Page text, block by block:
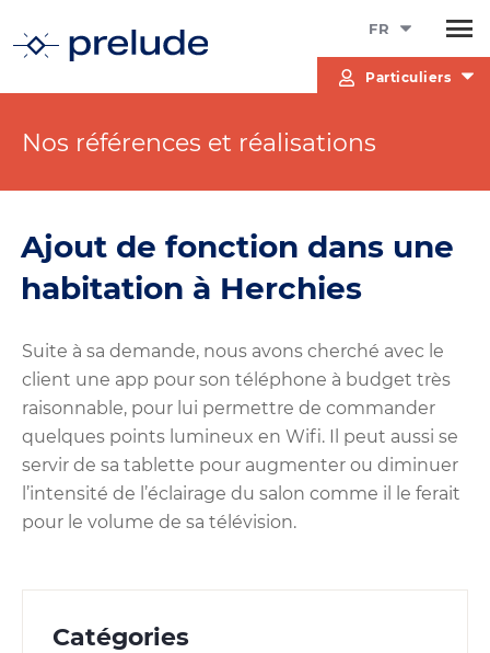
FR
Particuliers
Nos références et réalisations
Ajout de fonction dans une
habitation à Herchies
Suite à sa demande, nous avons cherché avec le
client une app pour son téléphone à budget très
raisonnable, pour lui permettre de commander
quelques points lumineux en Wifi. Il peut aussi se
servir de sa tablette pour augmenter ou diminuer
l’intensité de l’éclairage du salon comme il le ferait
pour le volume de sa télévision.
Catégories